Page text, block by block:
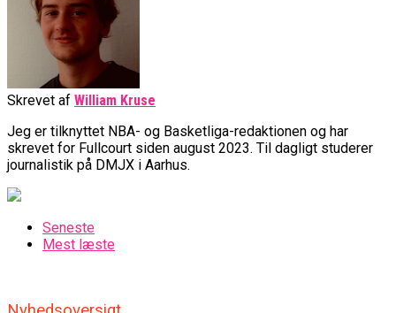
Skrevet af William Kruse
Jeg er tilknyttet NBA- og Basketliga-redaktionen og har
skrevet for Fullcourt siden august 2023. Til dagligt studerer
journalistik på DMJX i Aarhus.
Seneste
Mest læste